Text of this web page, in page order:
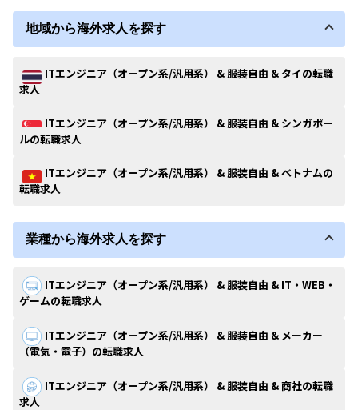
地域から海外求人を探す
ITエンジニア（オープン系/汎用系） & 服装自由 & タイの転職
求人
ITエンジニア（オープン系/汎用系） & 服装自由 & シンガポー
ルの転職求人
ITエンジニア（オープン系/汎用系） & 服装自由 & ベトナムの
転職求人
業種から海外求人を探す
ITエンジニア（オープン系/汎用系） & 服装自由 & IT・WEB・
ゲームの転職求人
ITエンジニア（オープン系/汎用系） & 服装自由 & メーカー
（電気・電子）の転職求人
ITエンジニア（オープン系/汎用系） & 服装自由 & 商社の転職
求人